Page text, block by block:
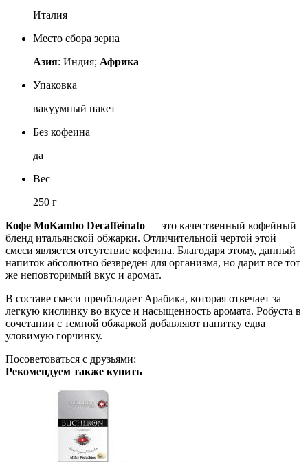
Италия
Место сбора зерна
Азия: Индия; Африка
Упаковка
вакуумный пакет
Без кофеина
да
Вес
250 г
Кофе MoKambo Decaffeinato — это качественный кофейный
бленд итальянской обжарки. Отличительной чертой этой
смеси является отсутствие кофеина. Благодаря этому, данный
напиток абсолютно безвреден для организма, но дарит все тот
же неповторимый вкус и аромат.
В составе смеси преобладает Арабика, которая отвечает за
легкую кислинку во вкусе и насыщенность аромата. Робуста в
сочетании с темной обжаркой добавляют напитку едва
уловимую горчинку.
Посоветоваться с друзьями:
Рекомендуем также купить